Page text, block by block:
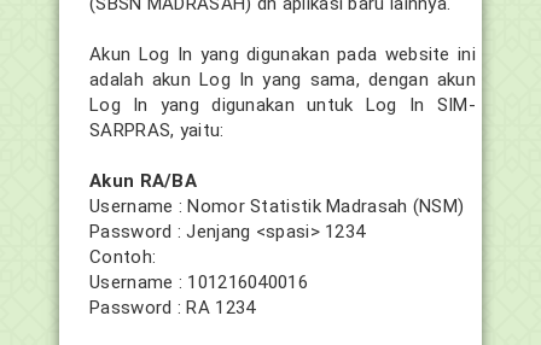
Akun Log In yang digunakan pada website ini
adalah akun Log In yang sama, dengan akun
Log In yang digunakan untuk Log In SIM-
SARPRAS, yaitu:
Akun RA/BA
Username : Nomor Statistik Madrasah (NSM)
Password : Jenjang <spasi> 1234
Contoh:
Username : 101216040016
Password : RA 1234